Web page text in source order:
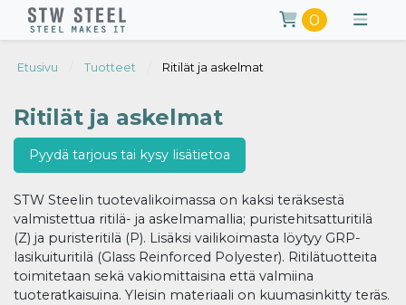
0
Etusivu Tuotteet Ritilät ja askelmat
Ritilät ja askelmat
Pyydä tarjous tai kysy lisätietoa
STW Steelin tuotevalikoimassa on kaksi teräksestä
valmistettua ritilä- ja askelmamallia; puristehitsatturitilä
(Z) ja puristeritilä (P). Lisäksi vailikoimasta löytyy GRP-
lasikuituritilä (Glass Reinforced Polyester). Ritilätuotteita
toimitetaan sekä vakiomittaisina että valmiina
tuoteratkaisuina. Yleisin materiaali on kuumasinkitty teräs.